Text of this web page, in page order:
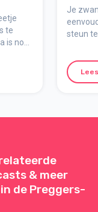
te
is nog
Je
steun
kan
lees je
tijdens
& meer
de Preggers-